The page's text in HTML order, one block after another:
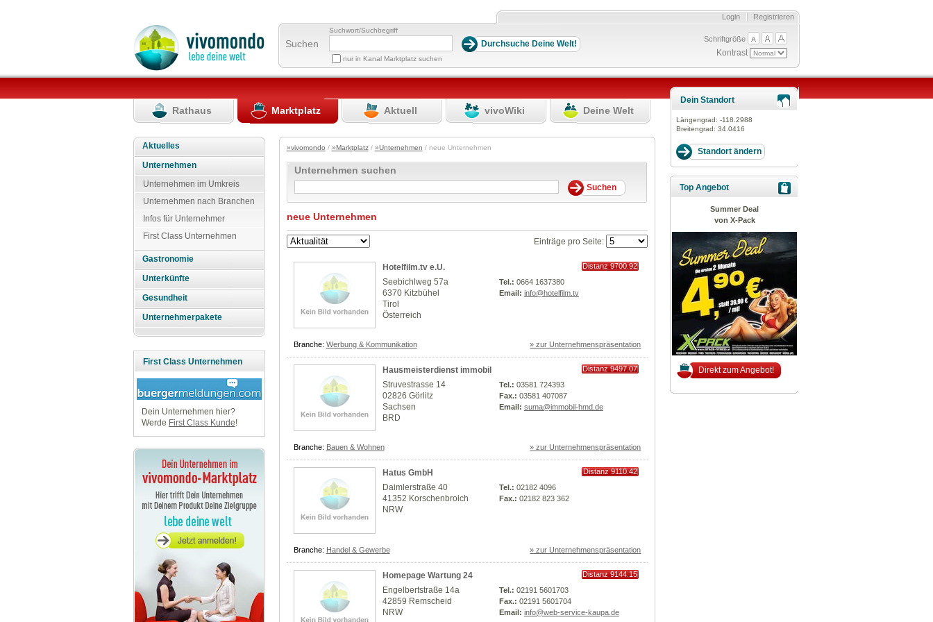
Registrieren
Login
Suchen
Suchwort/Suchbegriff
nur in Kanal Marktplatz suchen
Schriftgröße
Kontrast
Rathaus Marktplatz Aktuell vivoWiki Deine Welt
Aktuelles
Unternehmen
Unternehmen im Umkreis
Unternehmen nach Branchen
Infos für Unternehmer
First Class Unternehmen
Gastronomie
Unterkünfte
Gesundheit
Unternehmerpakete
First Class Unternehmen
Dein Unternehmen hier?
Werde First Class Kunde!
»vivomondo / »Marktplatz/ »Unternehmen / neue Unternehmen
Unternehmen suchen
neue Unternehmen
Einträge pro Seite:
Hotelfilm.tv e.U.
Distanz 9700.92
Seebichlweg 57a
6370 Kitzbühel
Tirol
Österreich
Tel.: 0664 1637380
Email: info@hotelfilm.tv
Branche: Werbung & Kommunikation » zur Unternehmenspräsentation
Hausmeisterdienst immobil
Distanz 9497.07
Struvestrasse 14
02826 Görlitz
Sachsen
BRD
Tel.: 03581 724393
Fax.: 03581 407087
Email: suma@immobil-hmd.de
Branche: Bauen & Wohnen » zur Unternehmenspräsentation
Hatus GmbH
Distanz 9110.42
Daimlerstraße 40
41352 Korschenbroich
NRW
Tel.: 02182 4096
Fax.: 02182 823 362
Branche: Handel & Gewerbe » zur Unternehmenspräsentation
Homepage Wartung 24
Distanz 9144.15
Engelbertstraße 14a
42859 Remscheid
NRW
Tel.: 02191 5601703
Fax.: 02191 5601704
Email: info@web-service-kaupa.de
Dein Standort
Längengrad: -118.2988
Breitengrad: 34.0416
Top Angebot
Summer Deal
von X-Pack
Direkt zum Angebot!